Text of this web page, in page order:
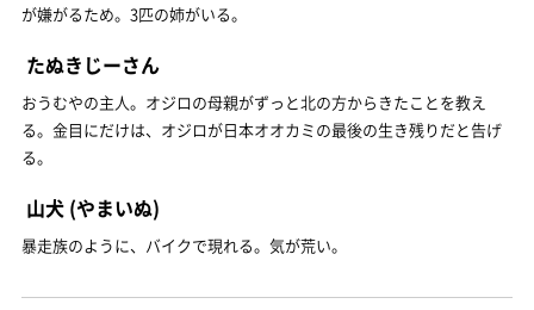
が嫌がるため。3匹の姉がいる。
たぬきじーさん
おうむやの主人。オジロの母親がずっと北の方からきたことを教え
る。金目にだけは、オジロが日本オオカミの最後の生き残りだと告げ
る。
山犬 (やまいぬ)
暴走族のように、バイクで現れる。気が荒い。